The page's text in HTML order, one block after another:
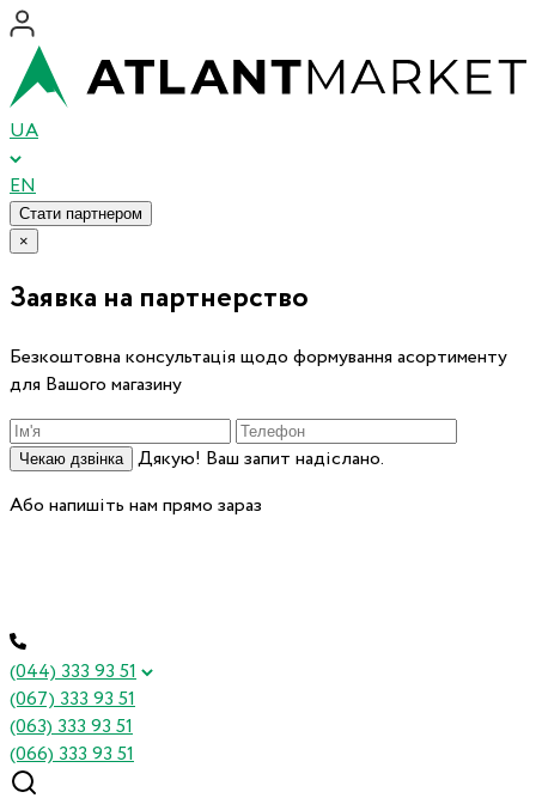
UA
EN
Стати партнером
×
Заявка на партнерство
Безкоштовна консультація щодо формування асортименту
для Вашого магазину
Чекаю дзвінка
Дякую! Ваш запит надіслано.
Або напишіть нам прямо зараз
(044) 333 93 51
(067) 333 93 51
(063) 333 93 51
(066) 333 93 51